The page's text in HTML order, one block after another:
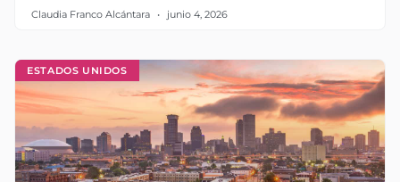
Claudia Franco Alcántara junio 4, 2026
ESTADOS UNIDOS